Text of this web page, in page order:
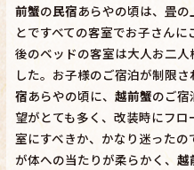
前蟹の民宿あらやの頃は、畳
とですべての客室でお子さん
後のベッドの客室は大人お二
した。お子様のご宿泊が制限さ
宿あらやの頃に、 越前蟹のご宿
望がとても多く、改装時にフ
室にすべきか、かなり迷った
が体への当たりが柔らかく、 越